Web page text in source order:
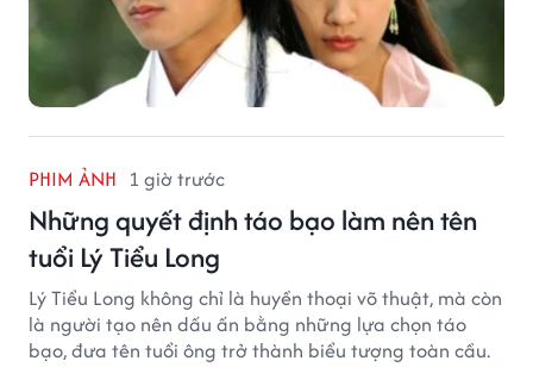
PHIM ẢNH 1 giờ trước
Những quyết định táo bạo làm nên tên
tuổi Lý Tiểu Long
Lý Tiểu Long không chỉ là huyền thoại võ thuật, mà còn
là người tạo nên dấu ấn bằng những lựa chọn táo
bạo, đưa tên tuổi ông trở thành biểu tượng toàn cầu.